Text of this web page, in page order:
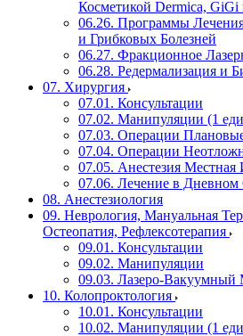
Косметикой Dermica, GiGi
06.26. Программы
и Грибковых Болезней
06.27. Фракционное
06.28. Редермализация и
07. Хирургия
07.01. Консультации
07.02. Манипуляции (1
07.03. Операции
07.04. Операции
07.05. Анестезия
07.06. Лечение в Дневном
08. Анестезиология
09. Неврология, Мануальная
Остеопатия, Рефлексотерапия
09.01. Консультации
09.02. Манипуляции
09.03. Лазеро-Вакуумный
10. Колопроктология
10.01. Консультации
10.02. Манипуляции (1